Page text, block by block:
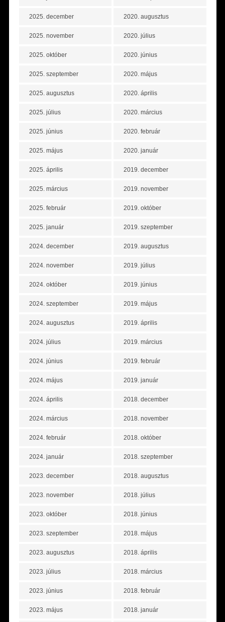
2025. december
2025. november
2025. október
2025. szeptember
2025. augusztus
2025. július
2025. június
2025. május
2025. április
2025. március
2025. február
2025. január
2024. december
2024. november
2024. október
2024. szeptember
2024. augusztus
2024. július
2024. június
2024. május
2024. április
2024. március
2024. február
2024. január
2023. december
2023. november
2023. október
2023. szeptember
2023. augusztus
2023. július
2023. június
2023. május
2020. augusztus
2020. július
2020. június
2020. május
2020. április
2020. március
2020. február
2020. január
2019. december
2019. november
2019. október
2019. szeptember
2019. augusztus
2019. július
2019. június
2019. május
2019. április
2019. március
2019. február
2019. január
2018. december
2018. november
2018. október
2018. szeptember
2018. augusztus
2018. július
2018. június
2018. május
2018. április
2018. március
2018. február
2018. január